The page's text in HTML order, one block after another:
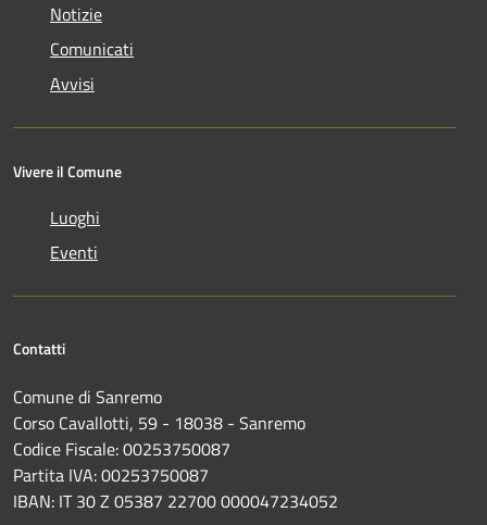
Notizie
Comunicati
Avvisi
Vivere il Comune
Luoghi
Eventi
Contatti
Comune di Sanremo
Corso Cavallotti, 59 - 18038 - Sanremo
Codice Fiscale: 00253750087
Partita IVA: 00253750087
IBAN: IT 30 Z 05387 22700 000047234052